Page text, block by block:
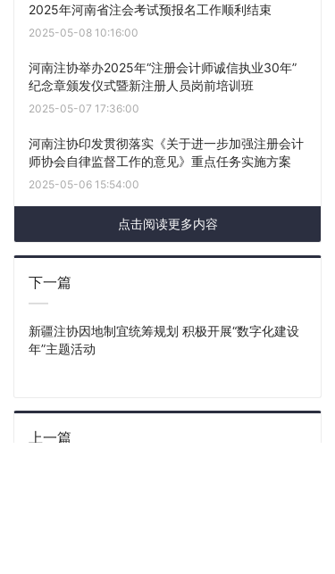
2025年河南省注会考试预报名工作顺利结束
2025-05-08 10:16:00
河南注协举办2025年“注册会计师诚信执业30年”
纪念章颁发仪式暨新注册人员岗前培训班
2025-05-07 17:36:00
河南注协印发贯彻落实《关于进一步加强注册会计
师协会自律监督工作的意见》重点任务实施方案
2025-05-06 15:54:00
点击阅读更多内容
下一篇
新疆注协因地制宜统筹规划 积极开展“数字化建设
年”主题活动
上一篇